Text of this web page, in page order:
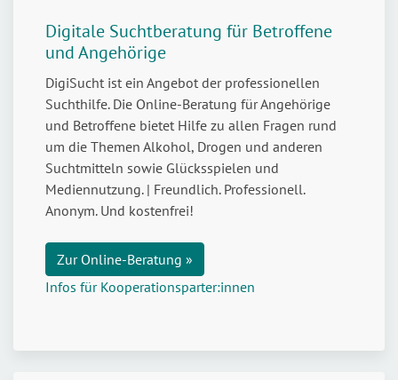
Digitale Suchtberatung für Betroffene
und Angehörige
DigiSucht ist ein Angebot der professionellen
Suchthilfe. Die Online-Beratung für Angehörige
und Betroffene bietet Hilfe zu allen Fragen rund
um die Themen Alkohol, Drogen und anderen
Suchtmitteln sowie Glücksspielen und
Mediennutzung. | Freundlich. Professionell.
Anonym. Und kostenfrei!
Zur Online-Beratung »
Infos für Kooperationsparter:innen